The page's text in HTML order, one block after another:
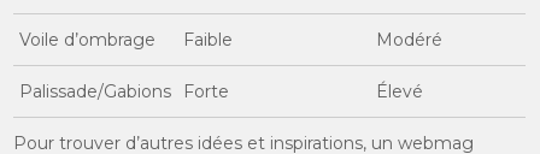
Voile d’ombrage Faible Modéré
Palissade/Gabions Forte Élevé
Pour trouver d’autres idées et inspirations, un webmag